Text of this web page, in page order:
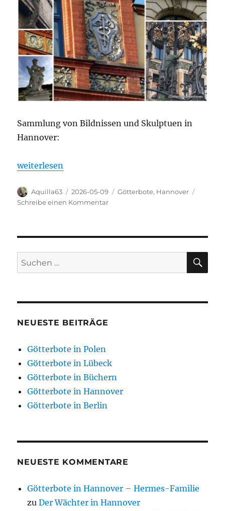
Sammlung von Bildnissen und Skulptuen in
Hannover:
„Götterbote in Hannover“
weiterlesen
Autor
Aquilla63
Veröffentlicht
am
2026-05-09 Kategorien
Götterbote, Hannover
Schreibe einen Kommentarzu
Suchen
nach:
NEUESTE BEITRÄGE
Götterbote in Polen
Götterbote in Lübeck
Götterbote in Büchern
Götterbote in Hannover
Götterbote in Berlin
NEUESTE KOMMENTARE
Götterbote in Hannover – Hermes-Familie
zuDer Wächter in Hannover